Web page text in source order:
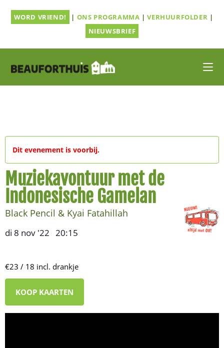
naarWORD VRIEND! | ONS PROGRAMMA |VERHUURFOLDER |
NIEUWSBRIEF
Dit evenement is voorbij.
Muziekavontuur met de
Indonesische Gamelan
Black Pencil & Kyai Fatahillah
di 8 nov '22 20:15
€23 / 18 incl. drankje
KOOP KAARTEN